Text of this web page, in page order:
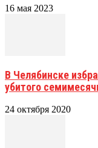
16 мая 2023
В Челябинске
убитого
24 октября 2020